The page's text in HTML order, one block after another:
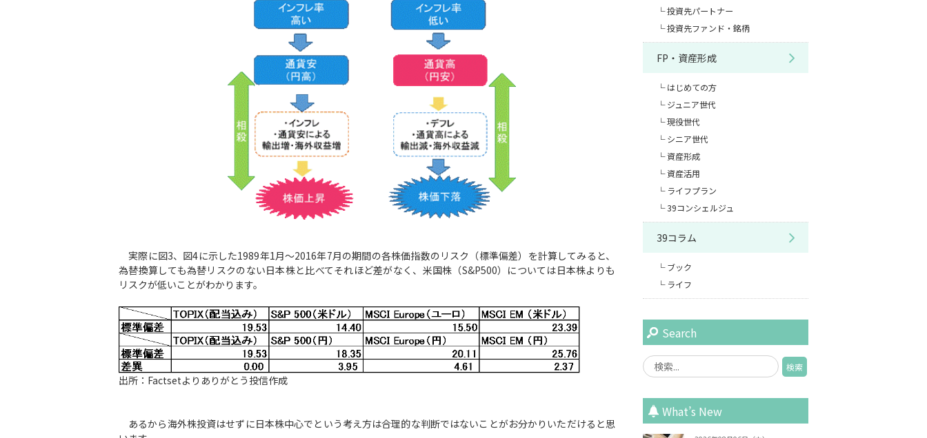
実際に図3、図4に示した1989年1月～2016年7月の期間の各株価指数のリスク（標準偏差）を計算してみると、
為替換算しても為替リスクのない日本株と比べてそれほど差がなく、米国株（S&P500）については日本株よりも
リスクが低いことがわかります。
出所：Factsetよりありがとう投信作成
あるから海外株投資はせずに日本株中心でという考え方は合理的な判断ではないことがお分かりいただけると思
投資先パートナー
投資先ファンド・銘柄
FP・資産形成
はじめての方
ジュニア世代
現役世代
シニア世代
資産形成
資産活用
ライフプラン
39コンシェルジュ
39コラム
ブック
ライフ
Search
What’s New